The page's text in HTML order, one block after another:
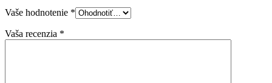
Vaše hodnotenie *
Vaša recenzia *